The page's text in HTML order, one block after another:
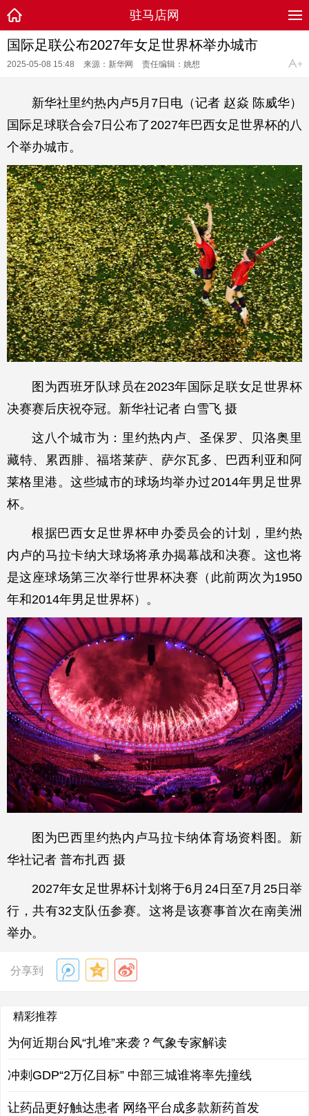
驻马店网
国际足联公布2027年女足世界杯举办城市
2025-05-08 15:48 来源：新华网 责任编辑：姚想
新华社里约热内卢5月7日电（记者 赵焱 陈威华）
国际足球联合会7日公布了2027年巴西女足世界杯的八
个举办城市。
图为西班牙队球员在2023年国际足联女足世界杯
决赛赛后庆祝夺冠。新华社记者 白雪飞 摄
这八个城市为：里约热内卢、圣保罗、贝洛奥里
藏特、累西腓、福塔莱萨、萨尔瓦多、巴西利亚和阿
莱格里港。这些城市的球场均举办过2014年男足世界
杯。
根据巴西女足世界杯申办委员会的计划，里约热
内卢的马拉卡纳大球场将承办揭幕战和决赛。这也将
是这座球场第三次举行世界杯决赛（此前两次为1950
年和2014年男足世界杯）。
图为巴西里约热内卢马拉卡纳体育场资料图。新
华社记者 普布扎西 摄
2027年女足世界杯计划将于6月24日至7月25日举
行，共有32支队伍参赛。这将是该赛事首次在南美洲
举办。
分享到
精彩推荐
为何近期台风“扎堆”来袭？气象专家解读
冲刺GDP“2万亿目标” 中部三城谁将率先撞线
让药品更好触达患者 网络平台成多款新药首发